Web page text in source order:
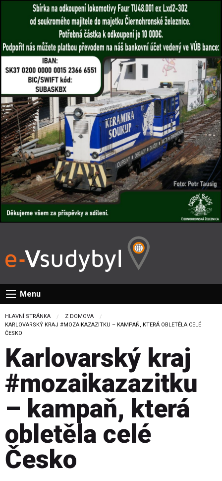
Menu
HLAVNÍ STRÁNKA
Z DOMOVA
CURRENT:
KARLOVARSKÝ KRAJ #MOZAIKAZAZITKU – KAMPAŇ, KTERÁ OBLETĚLA CELÉ
ČESKO
Karlovarský kraj
#mozaikazazitku
– kampaň, která
obletěla celé
Česko